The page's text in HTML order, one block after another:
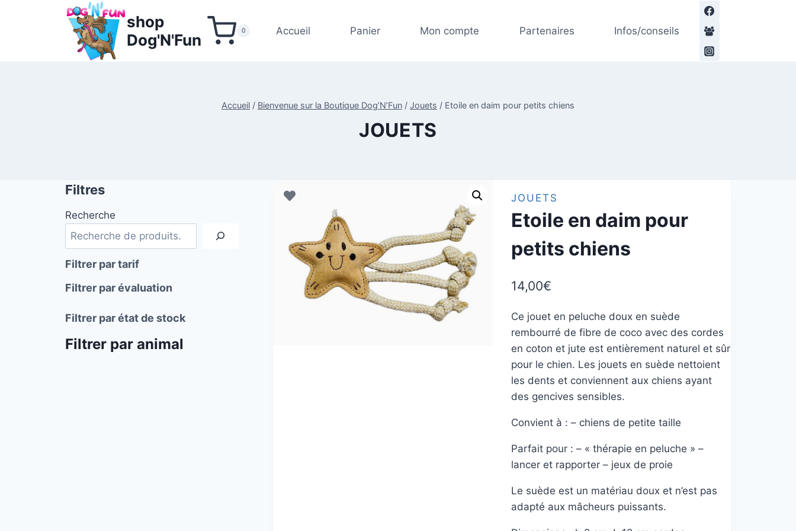
shop
Dog'N'Fun
0 Accueil Panier Mon compte Partenaires Infos/conseils
Accueil / Bienvenue sur la Boutique Dog’N’Fun / Jouets / Etoile en daim pour petits chiens
JOUETS
JOUETS
Etoile en daim pour
petits chiens
14,00€
Ce jouet en peluche doux en suède
rembourré de fibre de coco avec des cordes
en coton et jute est entièrement naturel et sûr
pour le chien. Les jouets en suède nettoient
les dents et conviennent aux chiens ayant
des gencives sensibles.
Convient à : – chiens de petite taille
Parfait pour : – « thérapie en peluche » –
lancer et rapporter – jeux de proie
Le suède est un matériau doux et n’est pas
adapté aux mâcheurs puissants.
Filtres
Recherche
Filtrer par tarif
Filtrer par évaluation
Filtrer par état de stock
Filtrer par animal
en